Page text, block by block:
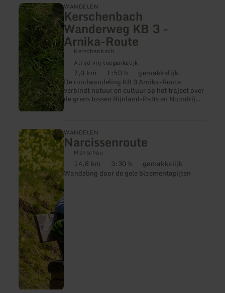
WANDELEN
Kerschenbach
Wanderweg KB 3 -
Arnika-Route
Kerschenbach
Altijd vrij toegankelijk
Afstand:
7,0 km Duur:
1:50 h Moeilijkheidsgraad:
gemakkelijk
De rondwandeling KB 3 Arnika-Route
verbindt natuur en cultuur op het traject over
de grens tussen Rijnland-Palts en Noordrijn-
meer
informatie
over:
Kerschenbach
Wanderweg
KB
-
Arnika-
Route
WANDELEN
Narcissenroute
Monschau
Afstand:
14,8 km Duur:3:30 h Moeilijkheidsgraad:
gemakkelijk
Wandeling door de gele bloementapijten
meer
informatie
over:
Narcissenroute